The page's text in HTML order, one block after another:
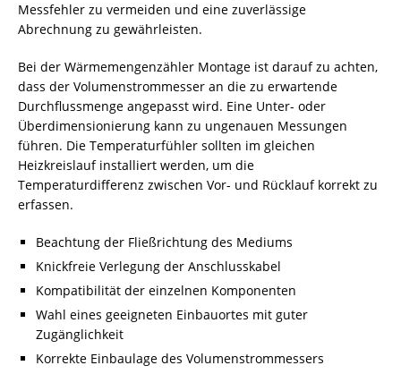
Messfehler zu vermeiden und eine zuverlässige
Abrechnung zu gewährleisten.
Bei der Wärmemengenzähler Montage ist darauf zu achten,
dass der Volumenstrommesser an die zu erwartende
Durchflussmenge angepasst wird. Eine Unter- oder
Überdimensionierung kann zu ungenauen Messungen
führen. Die Temperaturfühler sollten im gleichen
Heizkreislauf installiert werden, um die
Temperaturdifferenz zwischen Vor- und Rücklauf korrekt zu
erfassen.
Beachtung der Fließrichtung des Mediums
Knickfreie Verlegung der Anschlusskabel
Kompatibilität der einzelnen Komponenten
Wahl eines geeigneten Einbauortes mit guter
Zugänglichkeit
Korrekte Einbaulage des Volumenstrommessers